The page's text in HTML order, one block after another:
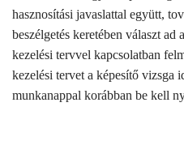
hasznosítási javaslattal együtt,
beszélgetés keretében választ ad
kezelési tervvel kapcsolatban
kezelési tervet a képesítő vizsga
munkanappal korábban be kell